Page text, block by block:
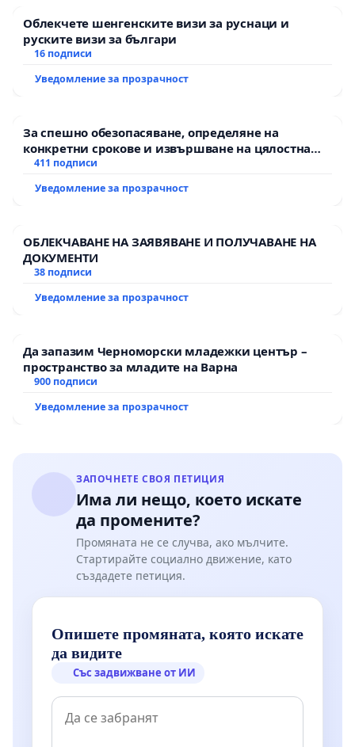
Облекчете шенгенските визи за руснаци и
руските визи за българи
16 подписи
Уведомление за прозрачност
За спешно обезопасяване, определяне на
конкретни срокове и извършване на цялостна
рехабилитация на републиканския път между
Мирово - к.к. Момин проход
411 подписи
Уведомление за прозрачност
ОБЛЕКЧАВАНЕ НА ЗАЯВЯВАНЕ И ПОЛУЧАВАНЕ НА
ДОКУМЕНТИ
38 подписи
Уведомление за прозрачност
Да запазим Черноморски младежки център –
пространство за младите на Варна
900 подписи
Уведомление за прозрачност
ЗАПОЧНЕТЕ СВОЯ ПЕТИЦИЯ
Има ли нещо, което искате
да промените?
Промяната не се случва, ако мълчите.
Стартирайте социално движение, като
създадете петиция.
Опишете промяната, която искате
да видите
Със задвижване от ИИ